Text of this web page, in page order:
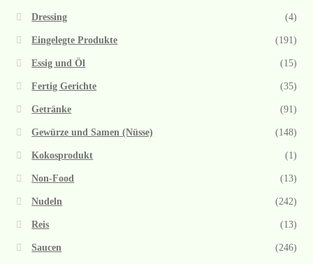
Dressing (4)
Eingelegte Produkte (191)
Essig und Öl (15)
Fertig Gerichte (35)
Getränke (91)
Gewürze und Samen (Nüsse) (148)
Kokosprodukt (1)
Non-Food (13)
Nudeln (242)
Reis (13)
Saucen (246)